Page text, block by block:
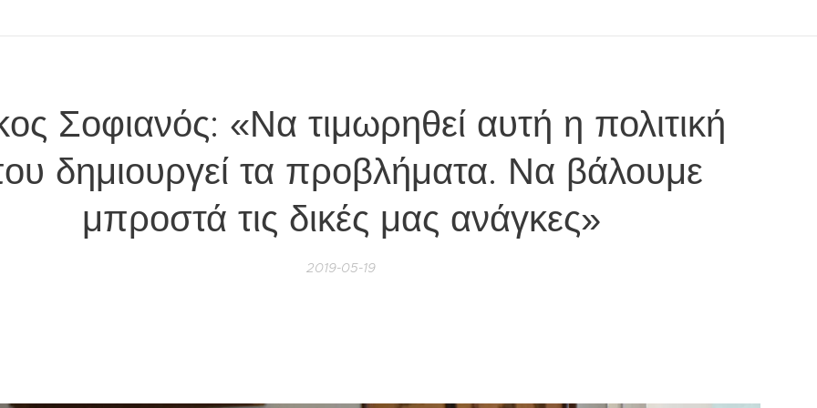
Σοφιανός: «Να τιμωρηθεί αυτή η πολιτική
δημιουργεί τα προβλήματα. Να βάλουμε
μπροστά τις δικές μας ανάγκες»
2019-05-19